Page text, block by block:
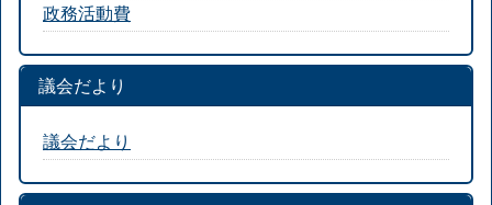
政務活動費
議会だより
議会だより